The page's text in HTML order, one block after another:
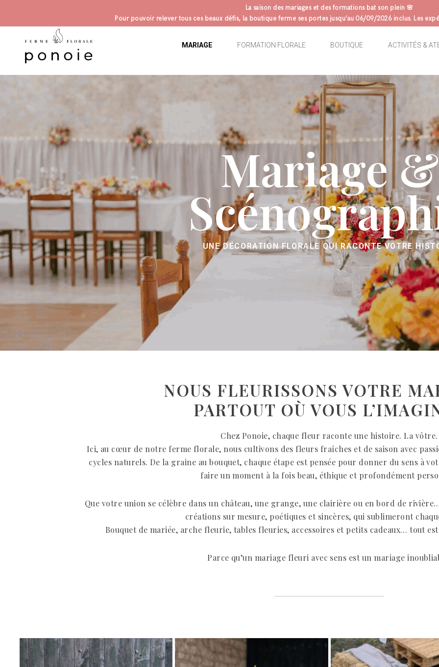
MARIAGE FORMATION FLORALE BOUTIQUE ACTIVITÉS &
La saison des mariages et des formations bat son plein 🌸
Pour pouvoir relever tous ces beaux défis, la boutique ferme ses portes jusqu’au 06/09/2026 inclus. Les
Mariage &
UNE DÉCORATION FLORALE QUI RACONTE VOTRE
NOUS FLEURISSONS VOTRE
PARTOUT OÙ VOUS
Chez Ponoie, chaque fleur raconte une histoire. La vôtre.
Ici, au cœur de notre ferme florale, nous cultivons des fleurs fraîches et de saison avec
cycles naturels. De la graine au bouquet, chaque étape est pensée pour donner du sens à
faire un moment à la fois beau, éthique et profondément
Que votre union se célèbre dans un château, une grange, une clairière ou en bord de
créations sur mesure, poétiques et sincères, qui sublimeront
Bouquet de mariée, arche fleurie, tables fleuries, accessoires et petits cadeaux… tout
Parce qu’un mariage fleuri avec sens est un mariage